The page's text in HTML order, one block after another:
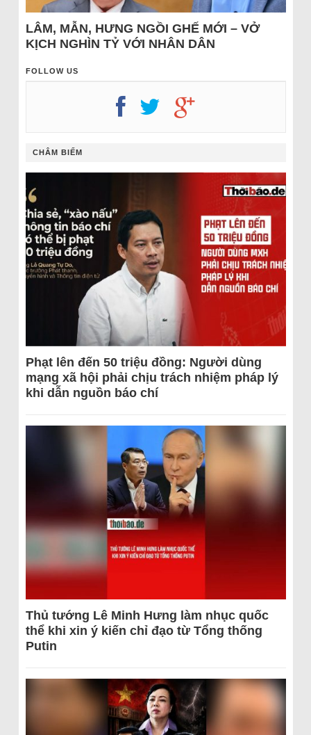
LÂM, MẪN, HƯNG NGỒI GHẾ MỚI – VỞ
KỊCH NGHÌN TỶ VỚI NHÂN DÂN
FOLLOW US
CHÂM BIẾM
Phạt lên đến 50 triệu đồng: Người dùng
mạng xã hội phải chịu trách nhiệm pháp lý
khi dẫn nguồn báo chí
Thủ tướng Lê Minh Hưng làm nhục quốc
thể khi xin ý kiến chỉ đạo từ Tổng thống
Putin